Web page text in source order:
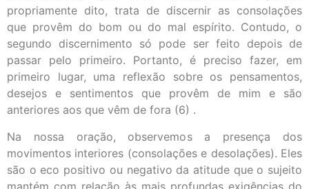
propriamente dito, trata de discernir as consolações
que provêm do bom ou do mal espírito. Contudo, o
segundo discernimento só pode ser feito depois de
passar pelo primeiro. Portanto, é preciso fazer, em
primeiro lugar, uma reflexão sobre os pensamentos,
desejos e sentimentos que provêm de mim e são
anteriores aos que vêm de fora (6) .
Na nossa oração, observemos a presença dos
movimentos interiores (consolações e desolações). Eles
são o eco positivo ou negativo da atitude que o sujeito
mantém com relação às mais profundas exigências do